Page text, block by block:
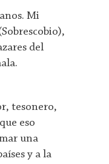
Mi
del
tesonero,
eso
una
y a la